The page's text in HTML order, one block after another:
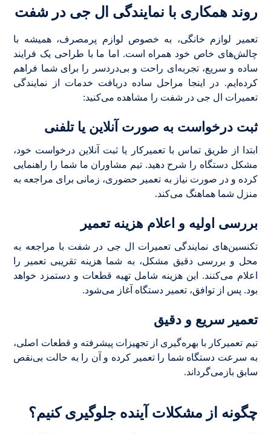
روند همکاری با نمایندگی ال جی در شفت
تعمیر لوازم خانگی، به خصوص لوازم پرمصرف، همیشه با
چالش‌های خاص خود همراه است. اما ما با طراحی یک فرایند
ساده و سریع، تجربه‌ای راحت و بی‌دردسر را برای شما فراهم
کرده‌ایم. در اینجا مراحل ساده دریافت خدمات از نمایندگی
تعمیرات ال جی در شفت را مشاهده می‌کنید:
ثبت درخواست به صورت آنلاین یا تلفنی
ابتدا از طریق تماس با تعمیرکار یا ثبت آنلاین درخواست خود،
مشکل دستگاه را شرح دهید. تیم مشاوران ما شما را راهنمایی
کرده و در صورت نیاز به تعمیر حضوری، زمانی برای مراجعه به
منزل شما هماهنگ می‌کند.
بررسی اولیه و اعلام هزینه تعمیر
تکنسین‌های نمایندگی تعمیرات ال جی در شفت با مراجعه به
محل و بررسی دقیق مشکل، به شما هزینه تقریبی تعمیر را
اعلام می‌کنند. این هزینه شامل تهیه قطعات و دستمزد خواهد
بود. پس از توافق، تعمیر دستگاه آغاز می‌شود.
تعمیر سریع و دقیق
تیم تعمیرکار با بهره‌گیری از تجهیزات پیشرفته و قطعات اصلی،
به سرعت دستگاه شما را تعمیر کرده و آن را به حالت بی‌نقص
سابق بازمی‌گرداند.
چگونه از مشکلات آینده جلوگیری کنیم؟